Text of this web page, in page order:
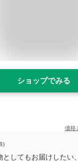
ショップでみる
価格
)
としてもお届けしたい